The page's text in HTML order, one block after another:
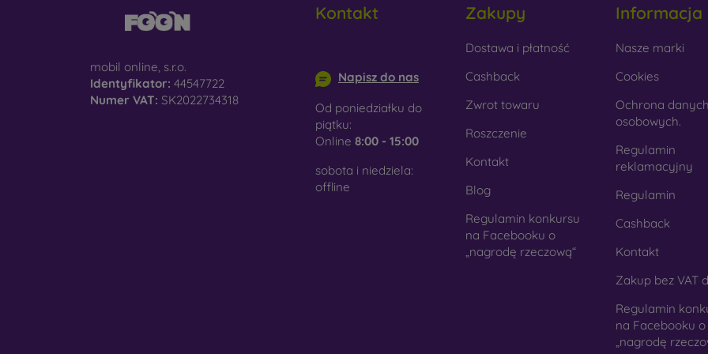
dotyku. Jest to precyzyjne wykonanie z dbałością o szczegóły.
- Dzięki połączeniu drewna i materiału TPU
na telefon. Do produkcji użyto wysokiej jakości naturalnego
- Szkło służy jedynie jako uzupełnienie pokrowców.
komórkowych. Wadą jest to, że po upadku szklana obudowa może
Materiał z recyklingu
- Kompostowalne pokrowce na
pochodzących z recyklingu, dzięki czemu mogą rozkładać się w
jest obecnie bardzo ważna.
W naszym sklepie internetowym FOON można znaleźć dziesiątki
wykonanych z różnych materiałów. Po prostu wybierz swój.
mobil online, s.r.o.
Identyfikator: 44547722
Numer VAT: SK2022734318
Kontakt
Napisz do nas
Od poniedziałku do
piątku:
Online 8:00 - 15:00
sobota i niedziela:
offline
Zakupy
Dostawa i płatność
Cashback
Zwrot towaru
Roszczenie
Kontakt
Blog
Regulamin konkursu
na Facebooku o
„nagrodę rzeczową“
Informacja
Nasze marki
Cookies
Ochrona danych
osobowych.
Regulamin
reklamacyjny
Regulamin
Cashback
Kontakt
Zakup bez VAT
Regulamin
na Facebooku o
„nagrodę